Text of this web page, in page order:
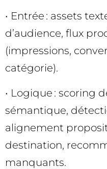
• Entrée : assets
d’audience, flux
(impressions,
catégorie).
• Logique : scoring
sémantique,
alignement
destination,
manquants.